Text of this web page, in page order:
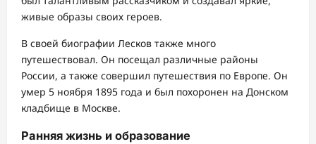
живые образы своих героев.
В своей биографии Лесков также много
путешествовал. Он посещал различные районы
России, а также совершил путешествия по Европе. Он
умер 5 ноября 1895 года и был похоронен на Донском
кладбище в Москве.
Ранняя жизнь и образование